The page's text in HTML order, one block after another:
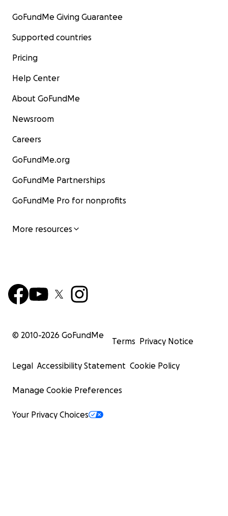
GoFundMe Giving Guarantee
Supported countries
Pricing
Help Center
About GoFundMe
Newsroom
Careers
GoFundMe.org
GoFundMe Partnerships
GoFundMe Pro for nonprofits
More resources
© 2010-2026 GoFundMe
Terms Privacy Notice
Legal Accessibility Statement Cookie Policy
Manage Cookie Preferences
Your Privacy Choices